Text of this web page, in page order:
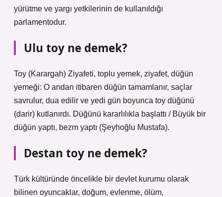
yürütme ve yargı yetkilerinin de kullanıldığı
parlamentodur.
Ulu toy ne demek?
Toy (Karargah) Ziyafeti, toplu yemek, ziyafet, düğün
yemeği: O andan itibaren düğün tamamlanır, saçlar
savrulur, dua edilir ve yedi gün boyunca toy düğünü
(darir) kutlanırdı. Düğünü kararlılıkla başlattı / Büyük bir
düğün yaptı, bezm yaptı (Şeyhoğlu Mustafa).
Destan toy ne demek?
Türk kültüründe öncelikle bir devlet kurumu olarak
bilinen oyuncaklar, doğum, evlenme, ölüm,